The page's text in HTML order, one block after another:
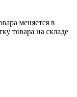
меняется в
товара на складе